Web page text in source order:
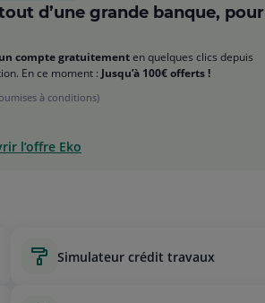
d’une grande banque, pour
compte gratuitementen quelques clics depuis
En ce moment : Jusqu’à 100€ offerts !
à conditions)
l’offre Eko
simulateur crédit travaux